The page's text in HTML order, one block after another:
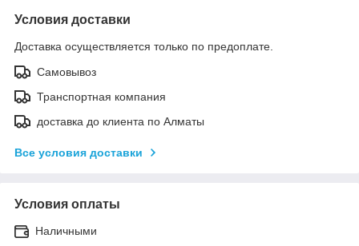
Условия доставки
Доставка осуществляется только по предоплате.
Самовывоз
Транспортная компания
доставка до клиента по Алматы
Все условия доставки
Условия оплаты
Наличными